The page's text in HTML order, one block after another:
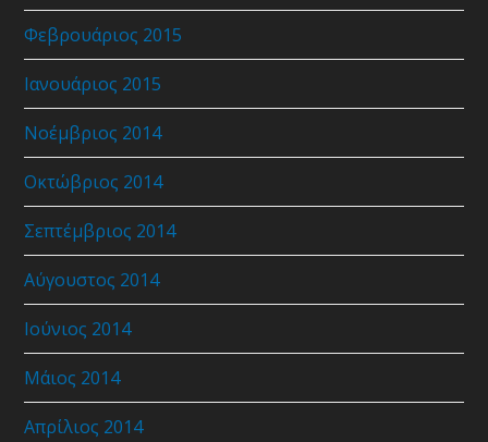
Φεβρουάριος 2015
Ιανουάριος 2015
Νοέμβριος 2014
Οκτώβριος 2014
Σεπτέμβριος 2014
Αύγουστος 2014
Ιούνιος 2014
Μάιος 2014
Απρίλιος 2014